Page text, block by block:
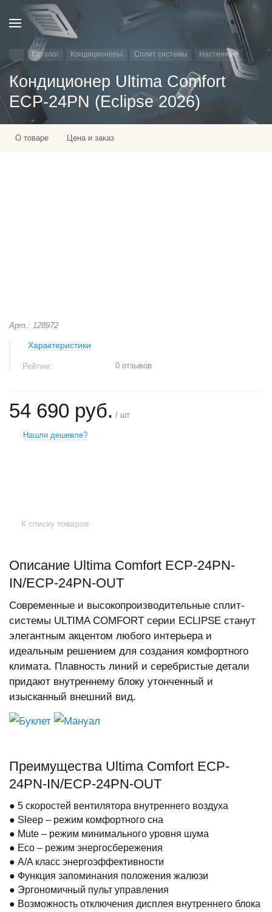
Каталог Кондиционеры Сплит системы Настенные
Кондиционер Ultima Comfort
ECP-24PN (Eclipse 2026)
О товаре Цена и заказ
Арт.: 128972
Характеристики
Рейтинг: 0 отзывов
54 690 руб. / шт
Нашли дешевле?
К списку товаров
Описание Ultima Comfort ECP-24PN-
IN/ECP-24PN-OUT
Современные и высокопроизводительные сплит-
системы ULTIMA COMFORT серии ECLIPSE станут
элегантным акцентом любого интерьера и
идеальным решением для создания комфортного
климата. Плавность линий и серебристые детали
придают внутреннему блоку утонченный и
изысканный внешний вид.
Буклет Мануал
Преимущества Ultima Comfort ECP-
24PN-IN/ECP-24PN-OUT
● 5 скоростей вентилятора внутреннего воздуха
● Sleep – режим комфортного сна
● Mute – режим минимального уровня шума
● Eco – режим энергосбережения
● A/A класс энергоэффективности
● Функция запоминания положения жалюзи
● Эргономичный пульт управления
● Возможность отключения дисплея внутреннего блока